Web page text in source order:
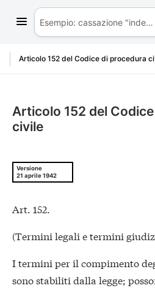
Salta al contenuto
Articolo 152 del Codice di procedura
Articolo 152 del
civile
Versione
21 aprile 1942
Art. 152.
(Termini legali e termini
I termini per il compimento
sono stabiliti dalla legge;